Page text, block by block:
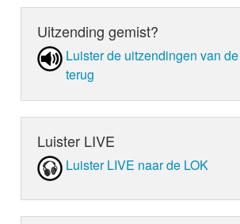
Uitzending gemist?
Luister de uit­zen­din­gen van
terug
Luister LIVE
Luister LIVE naar de LOK